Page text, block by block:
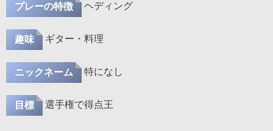
プレーの特徴 ヘディング
趣味 ギター・料理
ニックネーム 特になし
目標 選手権で得点王